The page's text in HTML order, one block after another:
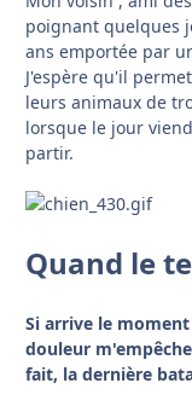
poignant quelques
ans emportée par
J'espère qu'il
leurs animaux de
lorsque le jour
partir.
Quand le
Si arrive le
douleur
fait, la dernière